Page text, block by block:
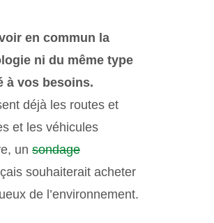
en commun la
ni du même type
à vos besoins.
déjà les routes et
et les véhicules
un sondage
souhaiterait acheter
de l’environnement.